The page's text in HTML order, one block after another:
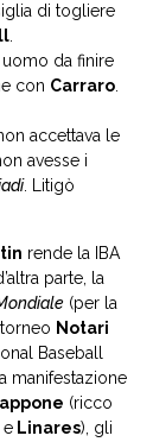
di togliere
da finire
con Carraro
accettava le
avesse i
. Litigò
rende la IBA
parte, la
(per la
Notari
Baseball
manifestazione
(ricco
e Linares), gli